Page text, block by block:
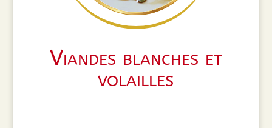
Viandes blanches et
volailles